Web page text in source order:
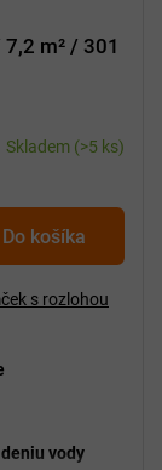
m² / 301
Skladem (>5 ks)
Do košíka
s rozlohou
vody